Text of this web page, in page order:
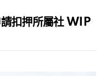
扣押所屬社 WIP